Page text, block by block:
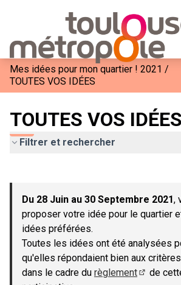
Mes idées pour mon quartier ! 2021 /
TOUTES VOS IDÉES
TOUTES VOS IDÉES
Filtrer et rechercher
−
Du 28 Juin au 30 Septembre 2021,
proposer votre idée pour le quartier
idées préférées.
Toutes les idées ont été analysées
qu'elles répondaient bien aux
dans le cadre du règlement
de